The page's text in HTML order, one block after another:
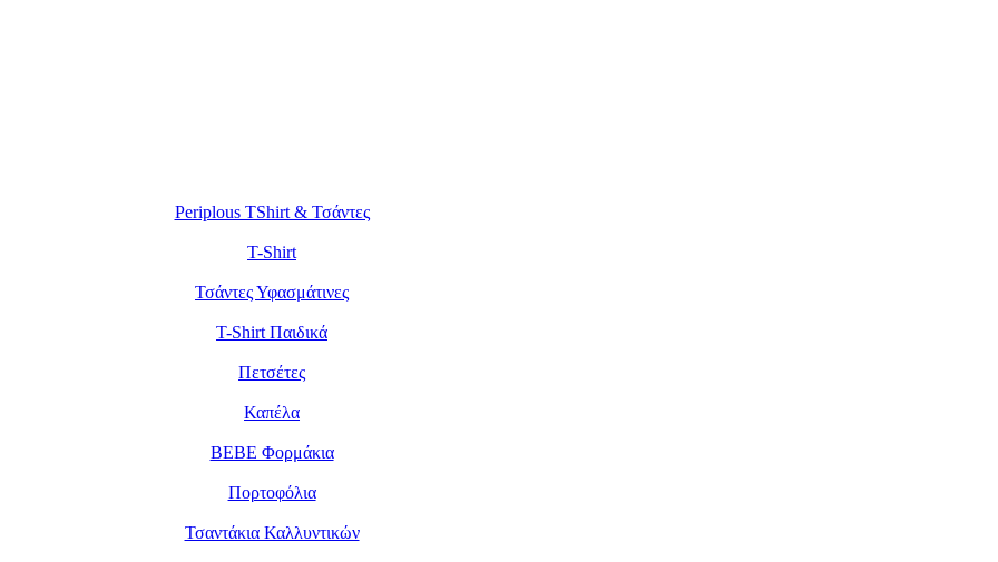
Periplous TShirt & Τσάντες
T-Shirt
Τσάντες Υφασμάτινες
T-Shirt Παιδικά
Πετσέτες
Καπέλα
BEBE Φορμάκια
Πορτοφόλια
Τσαντάκια Καλλυντικών